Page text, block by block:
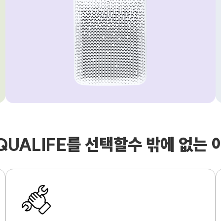
를 선택할수 밖에 없는